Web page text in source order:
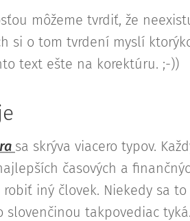
môžeme tvrdiť, že
si o tom tvrdení myslí
text ešte na korektúru. ;-))
sa skrýva viacero typov.
časových a
iný človek. Niekedy sa
takpovediac